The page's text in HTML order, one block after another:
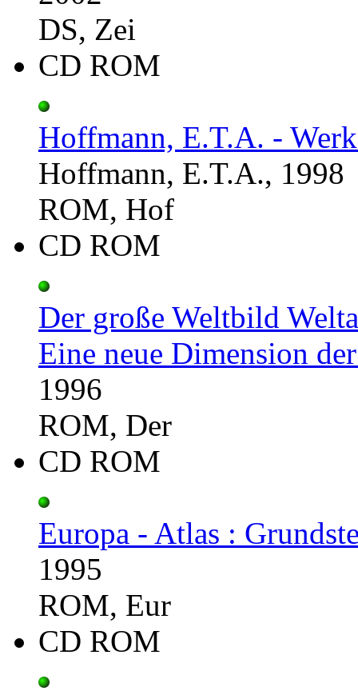
DS, Zei
CD ROM
Hoffmann, E.T.A. -
Hoffmann, E.T.A., 1998
ROM, Hof
CD ROM
Der große Weltbild
Eine neue Dimension
1996
ROM, Der
CD ROM
Europa - Atlas :
1995
ROM, Eur
CD ROM